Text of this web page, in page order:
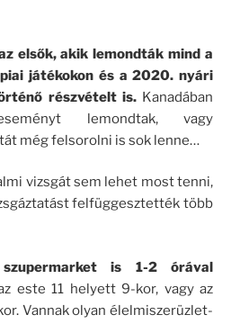
elsők, akik lemondták mind a
játékokon és a 2020. nyári
részvételt is.Kanadában
lemondtak, vagy
még felsorolni is sok lenne…
vizsgát sem lehet most tenni,
felfüggesztették több
is 1-2 órával
este 11 helyett 9-kor, vagy az
Vannak olyan élelmiszerüzlet-